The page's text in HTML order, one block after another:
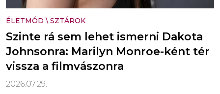
ÉLETMÓD \ SZTÁROK
Szinte rá sem lehet ismerni Dakota
Johnsonra: Marilyn Monroe-ként tér
vissza a filmvászonra
2026.07.29.